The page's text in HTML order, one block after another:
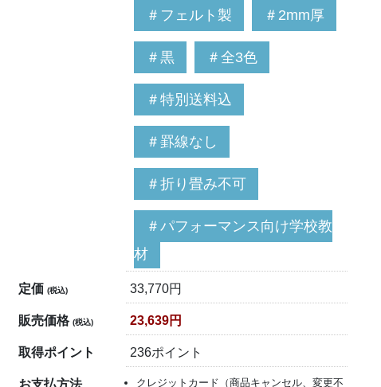
＃フェルト製 ＃2mm厚
＃黒 ＃全3色
＃特別送料込
＃罫線なし
＃折り畳み不可
＃パフォーマンス向け学校教
材
定価(税込) 33,770円
販売価格(税込) 23,639円
取得ポイント 236ポイント
お支払方法 クレジットカード（商品キャンセル、変更不